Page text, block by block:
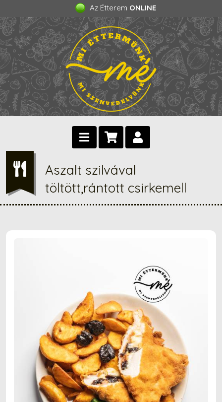
Az Étterem ONLINE
Aszalt szilvával
töltött,rántott csirkemell